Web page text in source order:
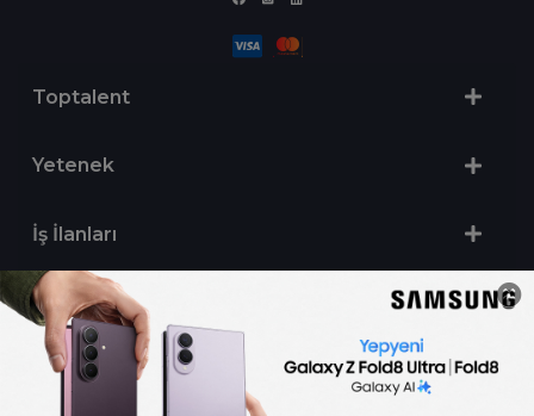
Toptalent
Yetenek
İş İlanları
Sertifika Programları
Yetenek Testleri